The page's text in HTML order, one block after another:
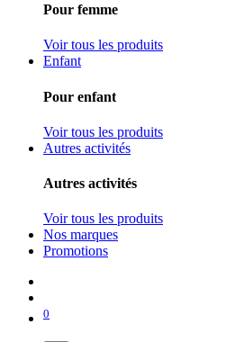
Pour femme
Voir tous les produits
Enfant
Pour enfant
Voir tous les produits
Autres activités
Autres activités
Voir tous les produits
Nos marques
Promotions
0